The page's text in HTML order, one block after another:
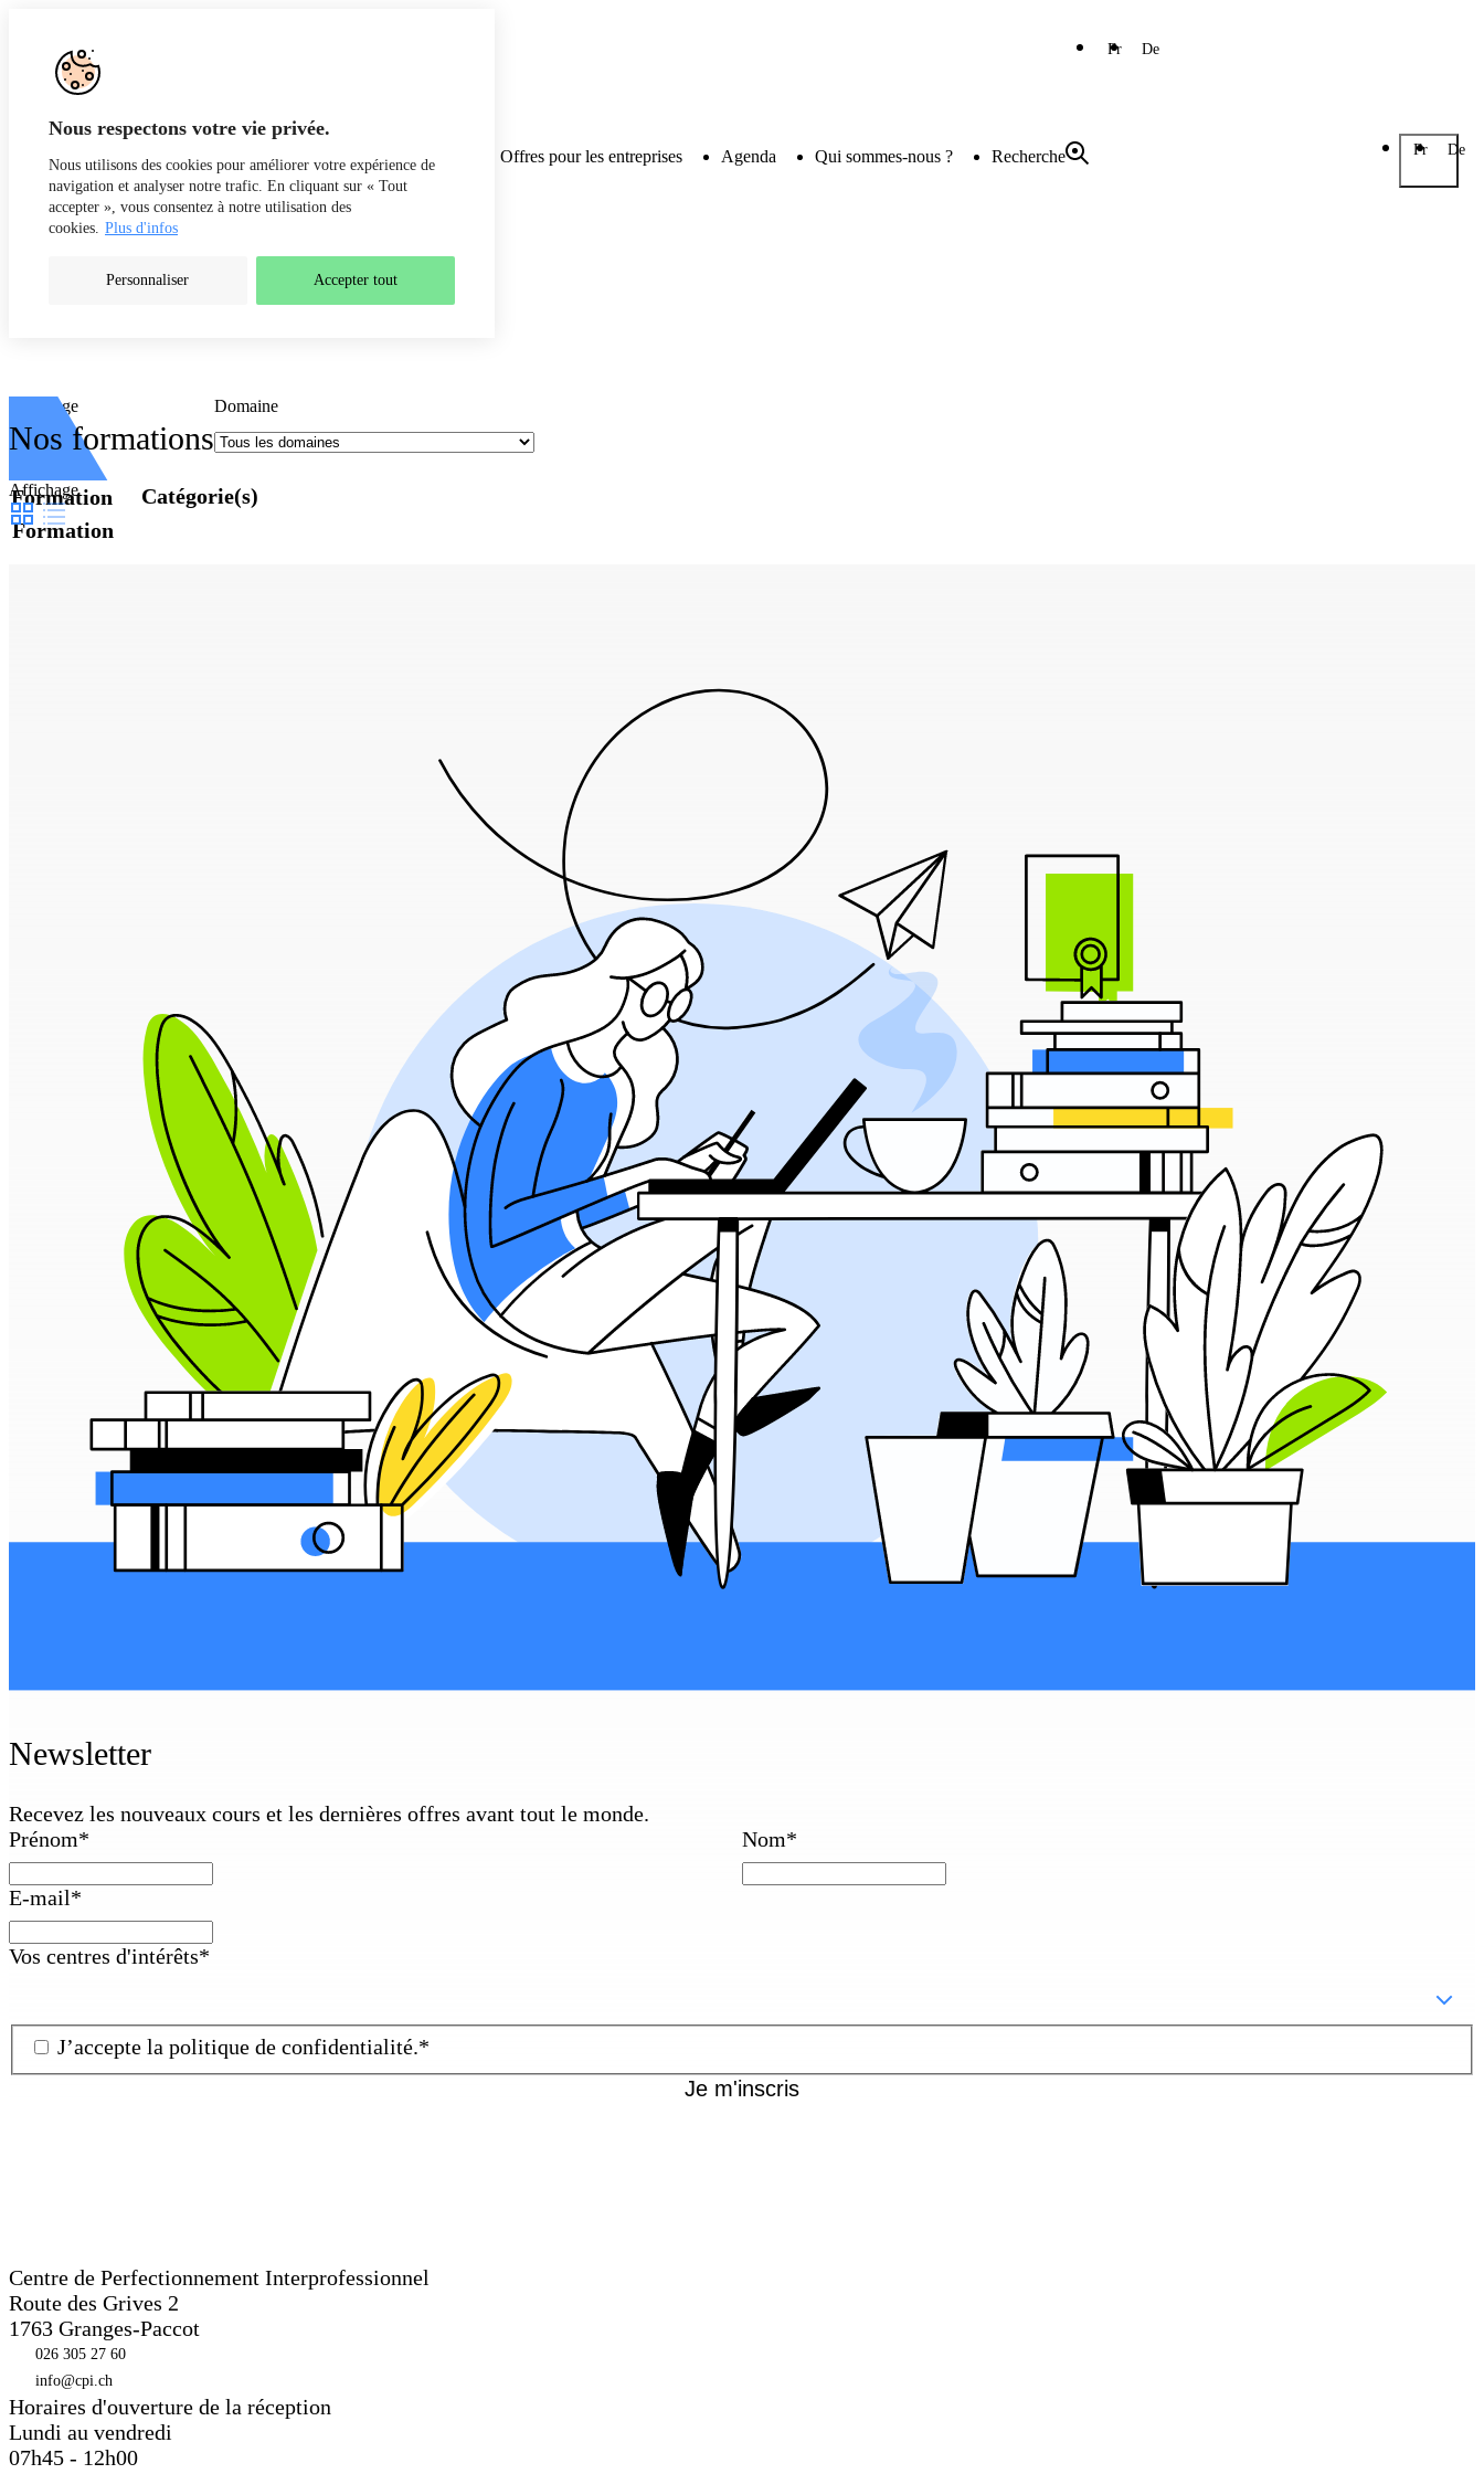
Nous respectons votre vie privée.
Nous utilisons des cookies pour améliorer votre expérience de
navigation et analyser notre trafic. En cliquant sur « Tout
accepter », vous consentez à notre utilisation des
cookies. Plus d'infos
Personnaliser Accepter tout
Formations Offres pour les entreprises Agenda Qui sommes-nous ? Recherche
Fr De
Fr De
Nos formations
Domaine
Affichage
Affichage
Formation
Catégorie(s)
Formation
Newsletter
Recevez les nouveaux cours et les dernières offres avant tout le monde.
Prénom* Nom*
E-mail*
Vos centres d'intérêts*
J’accepte la politique de confidentialité.*
Je m'inscris
Centre de Perfectionnement Interprofessionnel
Route des Grives 2
1763 Granges-Paccot
026 305 27 60
info@cpi.ch
Horaires d'ouverture de la réception
Lundi au vendredi
07h45 - 12h00